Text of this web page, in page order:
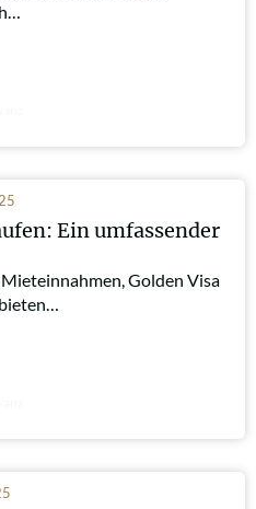
Ein umfassender
Golden Visa